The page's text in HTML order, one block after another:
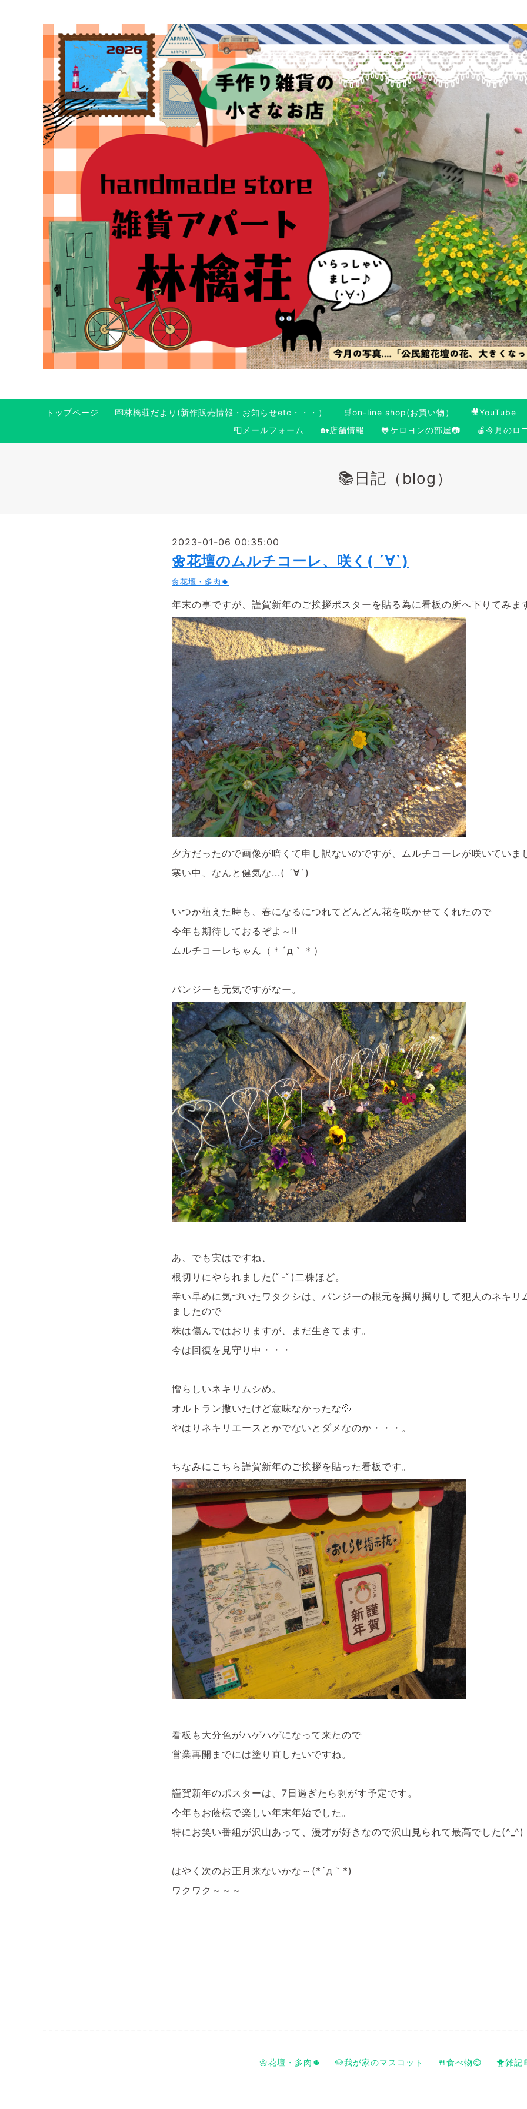
トップページ 💌林檎荘だより(新作販売情報・お知らせetc・・・） 🛒on-line shop(お買い物）
🎥YouTube
📮メールフォーム
🏡店舗情報 🐸ケロヨンの部屋📷 🍎今月のロ
📚日記（blog）
2023-01-06 00:35:00
🌼花壇のムルチコーレ、咲く( ´∀`)
🌼花壇・多肉🌵
年末の事ですが、謹賀新年のご挨拶ポスターを貼る為に看板の所へ下りてみま
夕方だったので画像が暗くて申し訳ないのですが、ムルチコーレが咲いていま
寒い中、なんと健気な...( ´∀`)
いつか植えた時も、春になるにつれてどんどん花を咲かせてくれたので
今年も期待しておるぞよ～‼️
ムルチコーレちゃん（＊´д｀＊）
パンジーも元気ですがなー。
あ、でも実はですね、
根切りにやられました(ﾟ-ﾟ)二株ほど。
幸い早めに気づいたワタクシは、パンジーの根元を掘り掘りして犯人のネキリ
ましたので
株は傷んではおりますが、まだ生きてます。
今は回復を見守り中・・・
憎らしいネキリムシめ。
オルトラン撒いたけど意味なかったな💦
やはりネキリエースとかでないとダメなのか・・・。
ちなみにこちら謹賀新年のご挨拶を貼った看板です。
看板も大分色がハゲハゲになって来たので
営業再開までには塗り直したいですね。
謹賀新年のポスターは、7日過ぎたら剥がす予定です。
今年もお蔭様で楽しい年末年始でした。
特にお笑い番組が沢山あって、漫才が好きなので沢山見られて最高でした(^_^)
はやく次のお正月来ないかな～(*´д｀*)
ワクワク～～～
🌼花壇・多肉🌵 🐶我が家のマスコット 🍴食べ物😋 🐥雑記